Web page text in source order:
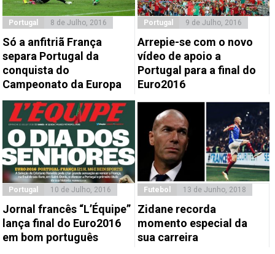
Portugal 8 de Julho, 2016
Só a anfitriã França
separa Portugal da
conquista do
Campeonato da Europa
Portugal 9 de Julho, 2016
Arrepie-se com o novo
vídeo de apoio a
Portugal para a final do
Euro2016
Portugal 10 de Julho, 2016
Jornal francês “L’Équipe”
lança final do Euro2016
em bom português
Futebol 13 de Junho, 2018
Zidane recorda
momento especial da
sua carreira